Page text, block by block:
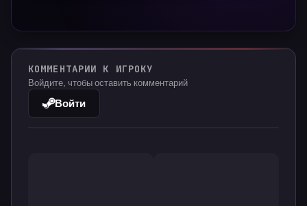
КОММЕНТАРИИ К ИГРОКУ
Войдите, чтобы оставить комментарий
Войти